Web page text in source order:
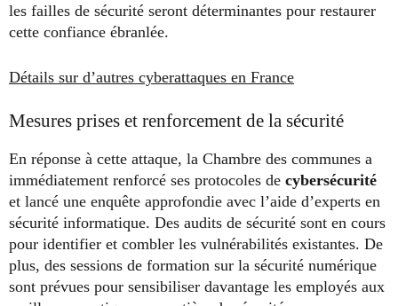
les failles de sécurité seront déterminantes pour restaurer
cette confiance ébranlée.
Détails sur d’autres cyberattaques en France
Mesures prises et renforcement de la sécurité
En réponse à cette attaque, la Chambre des communes a
immédiatement renforcé ses protocoles de cybersécurité
et lancé une enquête approfondie avec l’aide d’experts en
sécurité informatique. Des audits de sécurité sont en cours
pour identifier et combler les vulnérabilités existantes. De
plus, des sessions de formation sur la sécurité numérique
sont prévues pour sensibiliser davantage les employés aux